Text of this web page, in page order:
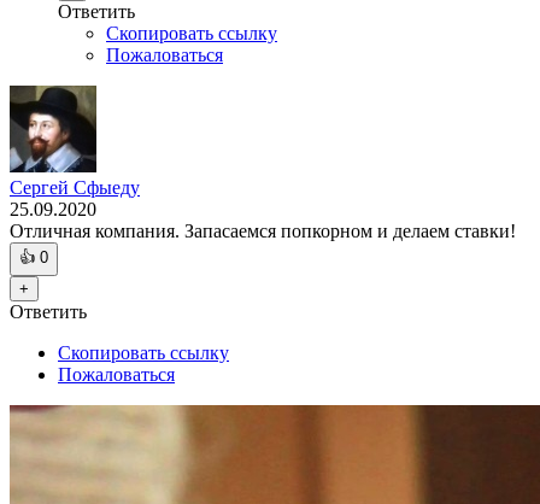
Ответить
Скопировать ссылку
Пожаловаться
Сергей Сфыеду
25.09.2020
Отличная компания. Запасаемся попкорном и делаем ставки!
👍 0
+
Ответить
Скопировать ссылку
Пожаловаться